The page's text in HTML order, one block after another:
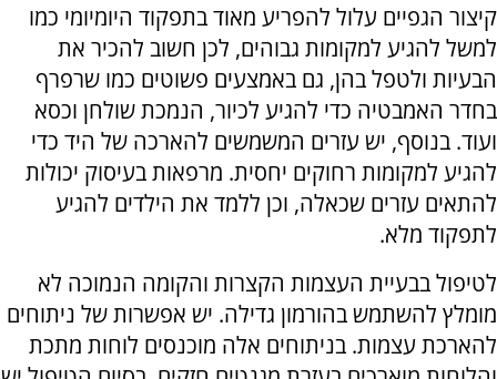
קיצור הגפיים עלול להפריע מאוד בתפקוד היומיומי כמו
למשל להגיע למקומות גבוהים, לכן חשוב להכיר את
הבעיות ולטפל בהן, גם באמצעים פשוטים כמו שרפרף
בחדר האמבטיה כדי להגיע לכיור, הנמכת שולחן וכסא
ועוד. בנוסף, יש עזרים המשמשים להארכה של היד כדי
להגיע למקומות רחוקים יחסית. מרפאות בעיסוק יכולות
להתאים עזרים שכאלה, וכן ללמד את הילדים להגיע
לתפקוד מלא.
לטיפול בבעיית העצמות הקצרות והקומה הנמוכה לא
מומלץ להשתמש בהורמון גדילה. יש אפשרות של ניתוחים
להארכת עצמות. בניתוחים אלה מוכנסים לוחות מתכת